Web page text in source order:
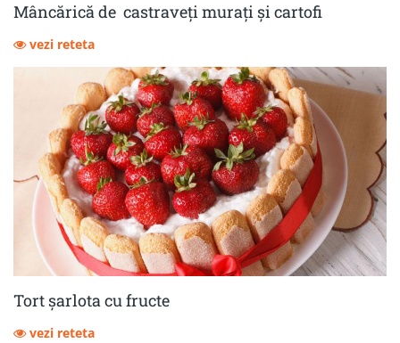
Mâncărică de castraveţi muraţi şi cartofi
vezi reteta
Tort șarlota cu fructe
vezi reteta